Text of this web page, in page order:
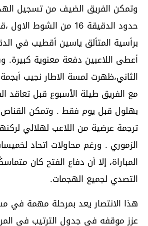
وتمكن الفريق الضيف من تسجيل
حدود الدقيقة 16 من الشوط
أعطى اللاعبين دفعة معنوية
الثاني،ظهرت لمسة الاطار نجيب
مع الفريق طيلة الأسبوع قبل تعاقد
بهلول قبل يوم فقط . وتمكن
ترجمة عرضية من اللاعب لهلالي
الزموري . ورغم محاولات اتحاد
المباراة، إلا أن دفاع الفتح كان
التصدي لجميع الهجمات.
هذا الانتصار يعد بمرحلة مهمة في